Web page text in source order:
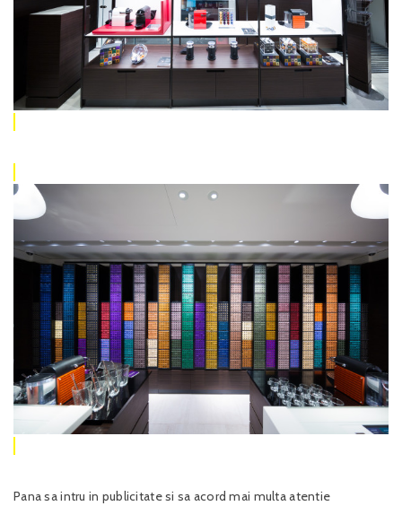
Pana sa intru in publicitate si sa acord mai multa atentie